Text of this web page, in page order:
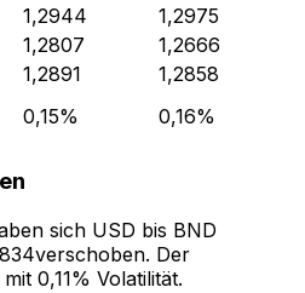
1,2944
1,2975
1,2807
1,2666
1,2891
1,2858
0,15% 0,16%
sich USD bis BND
Der
0,11% Volatilität.